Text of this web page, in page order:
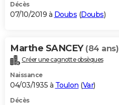
Décès
07/10/2019 à Doubs (Doubs)
Marthe SANCEY (84 ans)
Créer une cagnotte obsèques
Naissance
04/03/1935 à Toulon (Var)
Décès